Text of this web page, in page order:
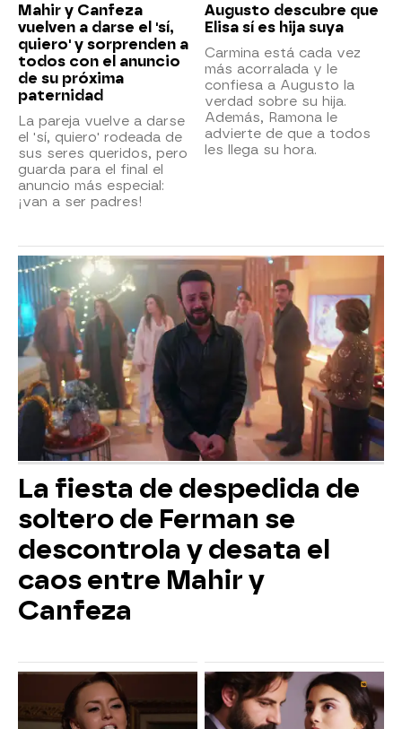
Mahir y Canfeza
vuelven a darse el 'sí,
quiero' y sorprenden a
todos con el anuncio
de su próxima
paternidad
La pareja vuelve a darse
el 'sí, quiero' rodeada de
sus seres queridos, pero
guarda para el final el
anuncio más especial:
¡van a ser padres!
Augusto descubre que
Elisa sí es hija suya
Carmina está cada vez
más acorralada y le
confiesa a Augusto la
verdad sobre su hija.
Además, Ramona le
advierte de que a todos
les llega su hora.
La fiesta de despedida de
soltero de Ferman se
descontrola y desata el
caos entre Mahir y
Canfeza